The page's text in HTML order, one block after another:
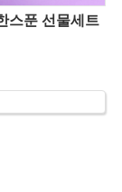
스푼 선물세트